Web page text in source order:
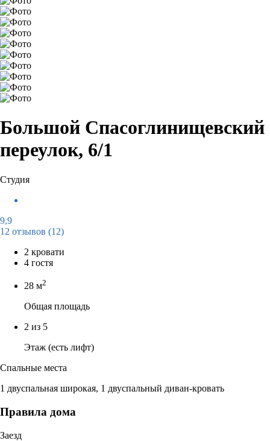
Большой Спасоглинищевский
переулок, 6/1
Студия
9,9
12 отзывов (12)
2 кровати
4 гостя
28 м2
Общая площадь
2 из 5
Этаж (есть лифт)
Спальные места
1 двуспальная широкая, 1 двуспальный диван-кровать
Правила дома
Заезд